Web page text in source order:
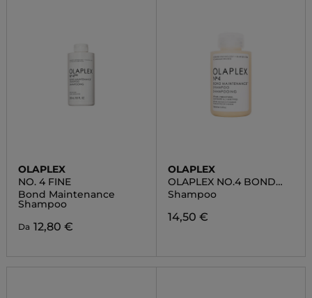
OLAPLEX
NO. 4 FINE
Bond Maintenance
Shampoo
Da 12,80 €
OLAPLEX
OLAPLEX NO.4 BOND
MAINTENANCE™
SHAMPOO
Shampoo
14,50 €